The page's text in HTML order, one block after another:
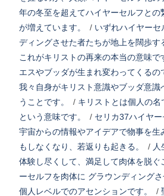
年の冬至を超えてハイヤーセルフとの
が増えています。
/ いずれハイヤー
ディングさせた者たちが地上を闊歩す
これがキリストの再来の本当の意味で
エスやブッダが生まれ変わってくるの
我々自身がキリスト意識やブッダ意識
うことです。
/ キリストとは個人の
という意味です。
/ セリカ37ハイヤー
宇宙からの情報やアイデアで物事を生
もしなくなり、若返りも起きる。
/ 人
体験し尽くして、満足して肉体を脱ぐ
ーセルフを肉体に グラウンディングさ
個人レベルでのアセンションです。
/